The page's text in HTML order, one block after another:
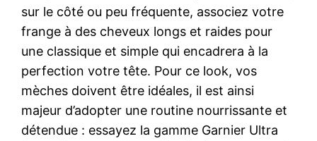
sur le côté ou peu fréquente, associez votre
frange à des cheveux longs et raides pour
une classique et simple qui encadrera à la
perfection votre tête. Pour ce look, vos
mèches doivent être idéales, il est ainsi
majeur d’adopter une routine nourrissante et
détendue : essayez la gamme Garnier Ultra